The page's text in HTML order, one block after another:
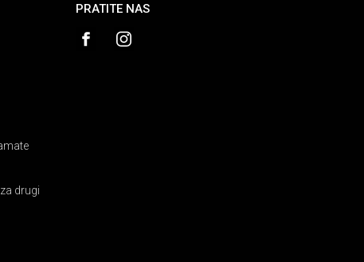
drugi
PRATITE NAS